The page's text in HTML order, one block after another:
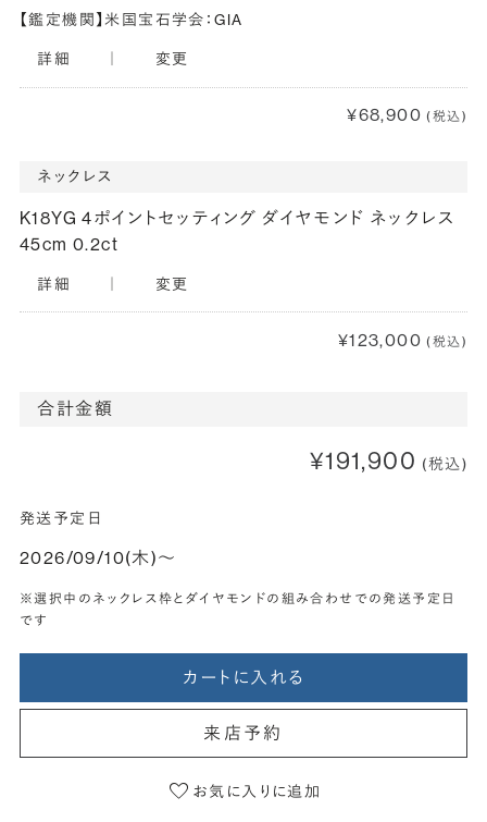
【鑑定機関】米国宝石学会：GIA
詳細 変更
¥68,900 (税込)
ネックレス
K18YG 4ポイントセッティング ダイヤモンド ネックレス
45cm 0.2ct
詳細 変更
¥123,000 (税込)
合計金額
¥191,900 (税込)
発送予定日
2026/09/10(木)〜
※選択中のネックレス枠とダイヤモンドの組み合わせでの発送予定日
です
カートに入れる
来店予約
お気に入りに追加